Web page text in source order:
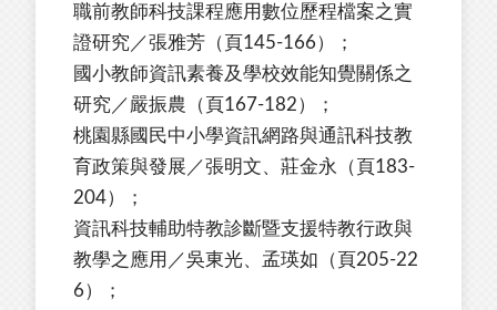
職前教師科技課程應用數位歷程檔案之實
證研究／張雅芳（頁145-166）；
國小教師資訊素養及學校效能知覺關係之
研究／嚴振農（頁167-182）；
桃園縣國民中小學資訊網路與通訊科技教
育政策與發展／張明文、莊金永（頁183-
204）；
資訊科技輔助特教診斷暨支援特教行政與
教學之應用／吳東光、孟瑛如（頁205-22
6）；